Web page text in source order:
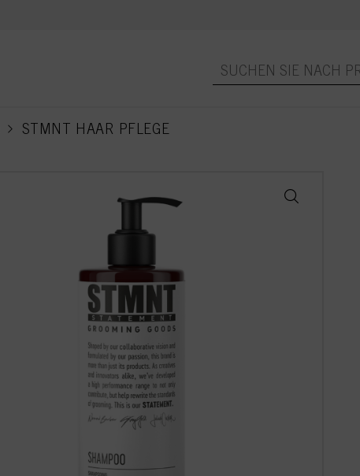
STMNT HAAR PFLEGE
current page